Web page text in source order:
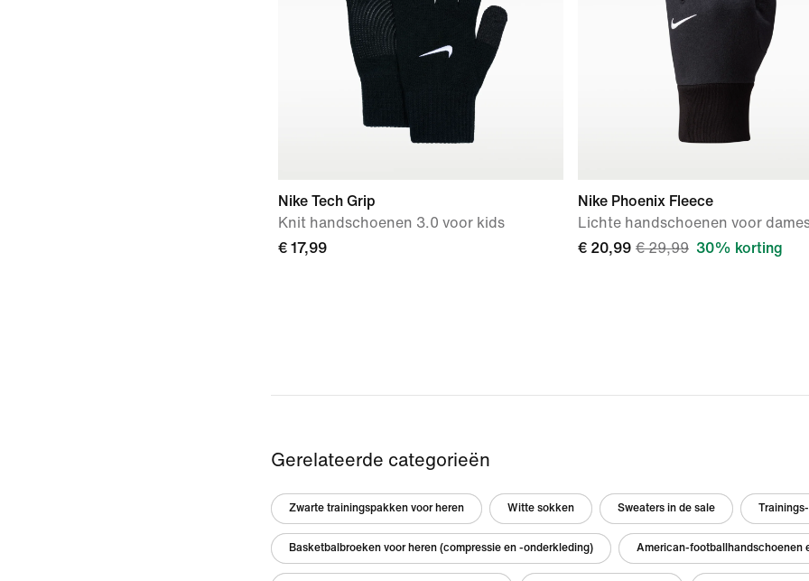
Nike Tech Grip
Knit handschoenen 3.0 voor kids
€ 17,99
Nike Phoenix Fleece
Lichte handschoenen voor
€ 20,99 € 29,99 30% korting
Gerelateerde categorieën
Zwarte trainingspakken voor heren Witte sokken Sweaters in de sale
Basketbalbroeken voor heren (compressie en -onderkleding) American-footballhandschoenen